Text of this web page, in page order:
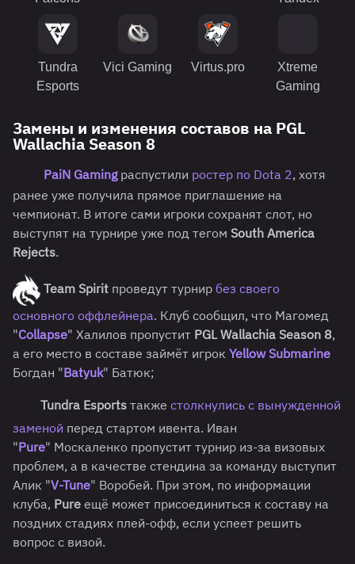
Tundra
Esports
Vici Gaming Virtus.pro
Xtreme
Gaming
Замены и изменения составов на PGL
Wallachia Season 8
PaiN Gamingраспустили ростер по Dota 2, хотя
ранее уже получила прямое приглашение на
чемпионат. В итоге сами игроки сохранят слот, но
выступят на турнире уже под тегом South America
Rejects.
Team Spirit проведут турнир без своего
основного оффлейнера. Клуб сообщил, что Магомед
"Collapse" Халилов пропустит PGL Wallachia Season 8,
а его место в составе займёт игрок Yellow Submarine
Богдан "Batyuk" Батюк;
Tundra Esports также столкнулись с вынужденной
заменой перед стартом ивента. Иван
"Pure" Москаленко пропустит турнир из-за визовых
проблем, а в качестве стендина за команду выступит
Алик "V-Tune" Воробей. При этом, по информации
клуба, Pure ещё может присоединиться к составу на
поздних стадиях плей-офф, если успеет решить
вопрос с визой.